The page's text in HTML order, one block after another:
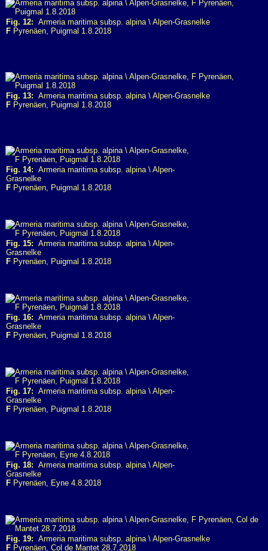
Fig. 12: Armeria maritima subsp. alpina \ Alpen-Grasnelke
F Pyrenäen, Puigmal 1.8.2018
Fig. 13: Armeria maritima subsp. alpina \ Alpen-Grasnelke
F Pyrenäen, Puigmal 1.8.2018
Fig. 14: Armeria maritima subsp. alpina \ Alpen-
Grasnelke
F Pyrenäen, Puigmal 1.8.2018
Fig. 15: Armeria maritima subsp. alpina \ Alpen-
Grasnelke
F Pyrenäen, Puigmal 1.8.2018
Fig. 16: Armeria maritima subsp. alpina \ Alpen-
Grasnelke
F Pyrenäen, Puigmal 1.8.2018
Fig. 17: Armeria maritima subsp. alpina \ Alpen-
Grasnelke
F Pyrenäen, Puigmal 1.8.2018
Fig. 18: Armeria maritima subsp. alpina \ Alpen-
Grasnelke
F Pyrenäen, Eyne 4.8.2018
Fig. 19: Armeria maritima subsp. alpina \ Alpen-Grasnelke
F Pyrenäen, Col de Mantet 28.7.2018